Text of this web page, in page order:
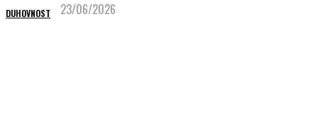
DUHOVNOST 23/06/2026